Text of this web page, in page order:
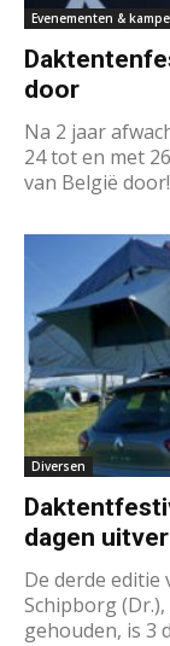
Evenementen &
door
Na 2 jaar
24 tot en met
van België
Diversen
dagen
De derde
Schipborg
gehouden, is 3